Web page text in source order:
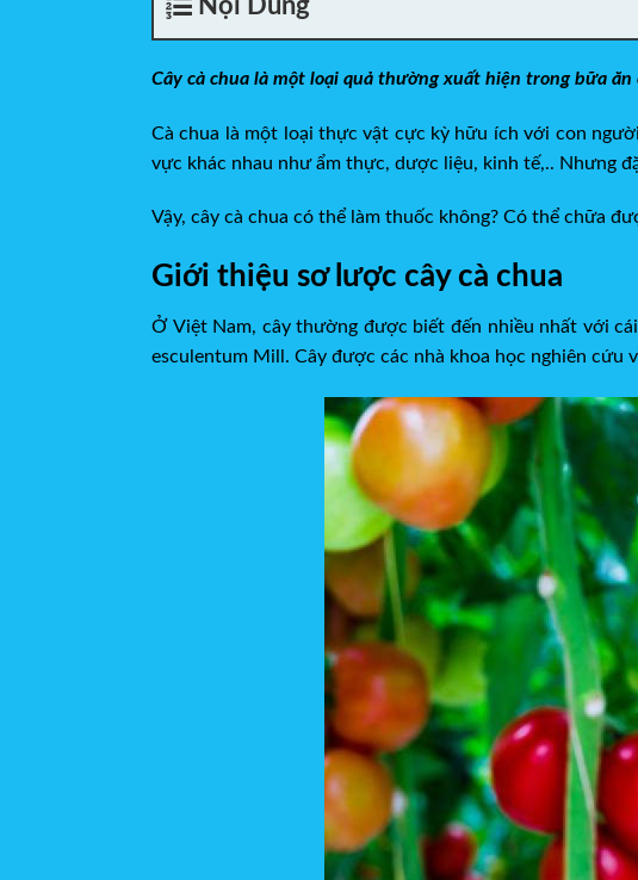
Nội Dung
Cây cà chua là một loại quả thường xuất hiện trong bữa
Cà chua là một loại thực vật cực kỳ hữu ích với con
vực khác nhau như ẩm thực, dược liệu, kinh tế,.. Nhưng
Vậy, cây cà chua có thể làm thuốc không? Có thể chữa
Giới thiệu sơ lược cây cà chua
Ở Việt Nam, cây thường được biết đến nhiều nhất với
esculentum Mill. Cây được các nhà khoa học nghiên cứu